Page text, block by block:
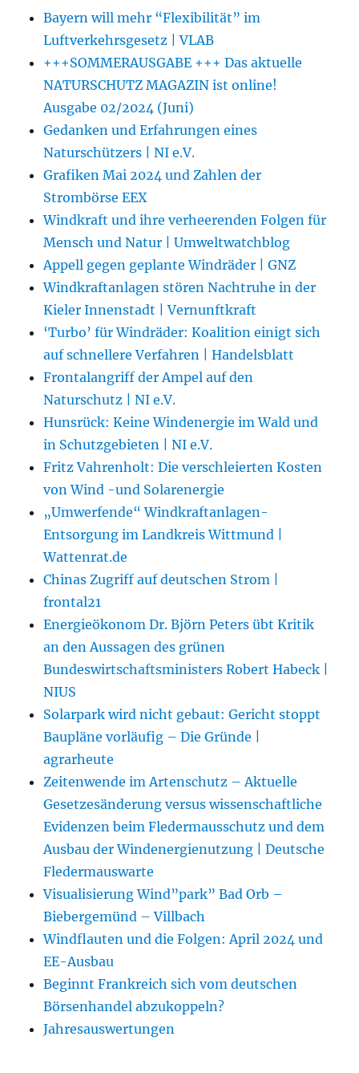
Bayern will mehr “Flexibilität” im
Luftverkehrsgesetz | VLAB
+++SOMMERAUSGABE +++ Das aktuelle
NATURSCHUTZ MAGAZIN ist online!
Ausgabe 02/2024 (Juni)
Gedanken und Erfahrungen eines
Naturschützers | NI e.V.
Grafiken Mai 2024 und Zahlen der
Strombörse EEX
Windkraft und ihre verheerenden Folgen für
Mensch und Natur | Umweltwatchblog
Appell gegen geplante Windräder | GNZ
Windkraftanlagen stören Nachtruhe in der
Kieler Innenstadt | Vernunftkraft
‘Turbo’ für Windräder: Koalition einigt sich
auf schnellere Verfahren | Handelsblatt
Frontalangriff der Ampel auf den
Naturschutz | NI e.V.
Hunsrück: Keine Windenergie im Wald und
in Schutzgebieten | NI e.V.
Fritz Vahrenholt: Die verschleierten Kosten
von Wind -und Solarenergie
„Umwerfende“ Windkraftanlagen-
Entsorgung im Landkreis Wittmund |
Wattenrat.de
Chinas Zugriff auf deutschen Strom |
frontal21
Energieökonom Dr. Björn Peters übt Kritik
an den Aussagen des grünen
Bundeswirtschaftsministers Robert Habeck |
NIUS
Solarpark wird nicht gebaut: Gericht stoppt
Baupläne vorläufig – Die Gründe |
agrarheute
Zeitenwende im Artenschutz – Aktuelle
Gesetzesänderung versus wissenschaftliche
Evidenzen beim Fledermausschutz und dem
Ausbau der Windenergienutzung | Deutsche
Fledermauswarte
Visualisierung Wind”park” Bad Orb –
Biebergemünd – Villbach
Windflauten und die Folgen: April 2024 und
EE-Ausbau
Beginnt Frankreich sich vom deutschen
Börsenhandel abzukoppeln?
Jahresauswertungen